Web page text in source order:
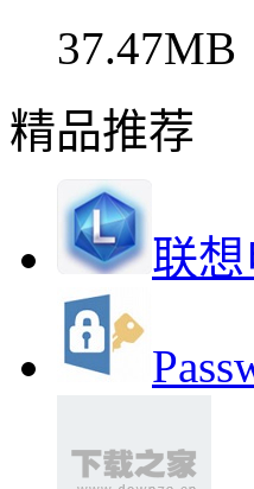
37.47MB
精品推荐
联